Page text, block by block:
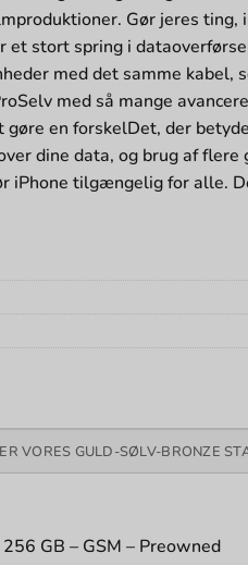
Gør jeres
stort spring i
med det samme kabel,
med så mange
en forskelDet, der
dine data, og brug af
iPhone tilgængelig for alle.
VORES GULD-SØLV-BRONZE
GB – GSM – Preowned